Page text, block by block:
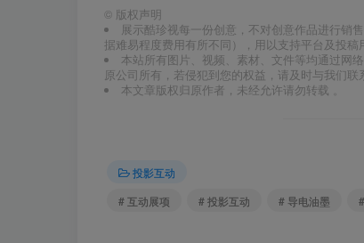
© 版权声明
展示酷珍视每一份创意，不对创意作品进行销
据难易程度费用有所不同），用以支持平台及投
本站所有图片、视频、素材、文件等均通过网
原公司所有，若侵犯到您的权益，请及时与我们
本文章版权归原作者，未经允许请勿转载 。
投影互动
# 互动展项
# 投影互动 # 导电油墨